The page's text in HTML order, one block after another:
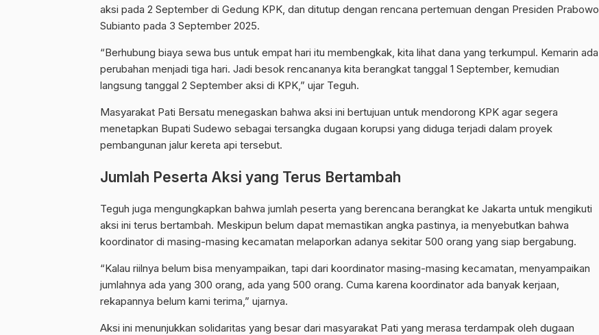
aksi pada 2 September di Gedung KPK, dan ditutup dengan rencana pertemuan dengan Presiden Prabowo
Subianto pada 3 September 2025.
“Berhubung biaya sewa bus untuk empat hari itu membengkak, kita lihat dana yang terkumpul. Kemarin ada
perubahan menjadi tiga hari. Jadi besok rencananya kita berangkat tanggal 1 September, kemudian
langsung tanggal 2 September aksi di KPK,” ujar Teguh.
Masyarakat Pati Bersatu menegaskan bahwa aksi ini bertujuan untuk mendorong KPK agar segera
menetapkan Bupati Sudewo sebagai tersangka dugaan korupsi yang diduga terjadi dalam proyek
pembangunan jalur kereta api tersebut.
Jumlah Peserta Aksi yang Terus Bertambah
Teguh juga mengungkapkan bahwa jumlah peserta yang berencana berangkat ke Jakarta untuk mengikuti
aksi ini terus bertambah. Meskipun belum dapat memastikan angka pastinya, ia menyebutkan bahwa
koordinator di masing-masing kecamatan melaporkan adanya sekitar 500 orang yang siap bergabung.
“Kalau riilnya belum bisa menyampaikan, tapi dari koordinator masing-masing kecamatan, menyampaikan
jumlahnya ada yang 300 orang, ada yang 500 orang. Cuma karena koordinator ada banyak kerjaan,
rekapannya belum kami terima,” ujarnya.
Aksi ini menunjukkan solidaritas yang besar dari masyarakat Pati yang merasa terdampak oleh dugaan